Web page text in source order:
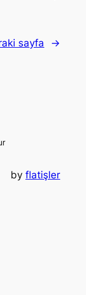
sayfa →
byflatişler